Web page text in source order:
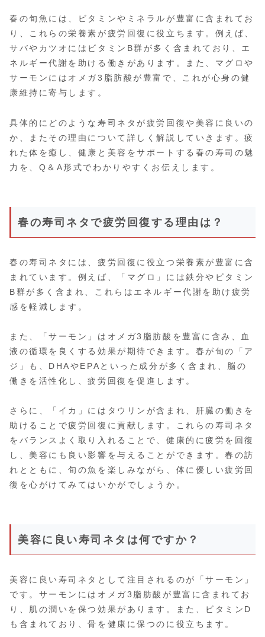
春の旬魚には、ビタミンやミネラルが豊富に含まれてお
り、これらの栄養素が疲労回復に役立ちます。例えば、
サバやカツオにはビタミンB群が多く含まれており、エ
ネルギー代謝を助ける働きがあります。また、マグロや
サーモンにはオメガ3脂肪酸が豊富で、これが心身の健
康維持に寄与します。
具体的にどのような寿司ネタが疲労回復や美容に良いの
か、またその理由について詳しく解説していきます。疲
れた体を癒し、健康と美容をサポートする春の寿司の魅
力を、Q＆A形式でわかりやすくお伝えします。
春の寿司ネタで疲労回復する理由は？
春の寿司ネタには、疲労回復に役立つ栄養素が豊富に含
まれています。例えば、「マグロ」には鉄分やビタミン
B群が多く含まれ、これらはエネルギー代謝を助け疲労
感を軽減します。
また、「サーモン」はオメガ3脂肪酸を豊富に含み、血
液の循環を良くする効果が期待できます。春が旬の「ア
ジ」も、DHAやEPAといった成分が多く含まれ、脳の
働きを活性化し、疲労回復を促進します。
さらに、「イカ」にはタウリンが含まれ、肝臓の働きを
助けることで疲労回復に貢献します。これらの寿司ネタ
をバランスよく取り入れることで、健康的に疲労を回復
し、美容にも良い影響を与えることができます。春の訪
れとともに、旬の魚を楽しみながら、体に優しい疲労回
復を心がけてみてはいかがでしょうか。
美容に良い寿司ネタは何ですか？
美容に良い寿司ネタとして注目されるのが「サーモン」
です。サーモンにはオメガ3脂肪酸が豊富に含まれてお
り、肌の潤いを保つ効果があります。また、ビタミンD
も含まれており、骨を健康に保つのに役立ちます。